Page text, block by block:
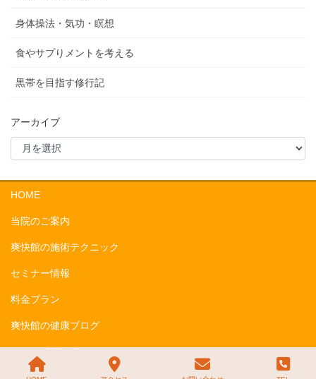
身体操法・気功・瞑想
食やサプりメントを考える
黒帯を目指す修行記
アーカイブ
HOME
当院のご案内
爽快館の施術テクニック
セミナー情報
料金プラン
爽快館の健康ブログ